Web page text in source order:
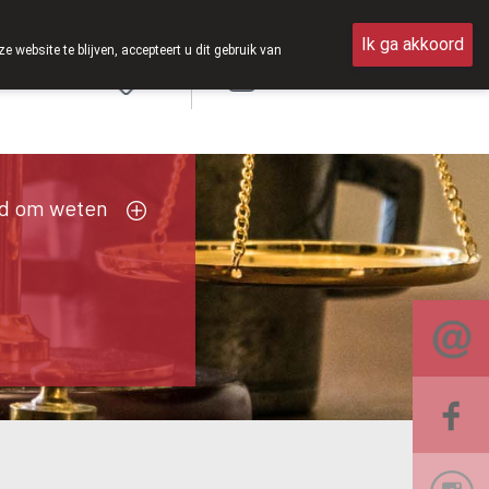
om weten
website te blijven, accepteert u dit gebruik van
Ik ga akkoord